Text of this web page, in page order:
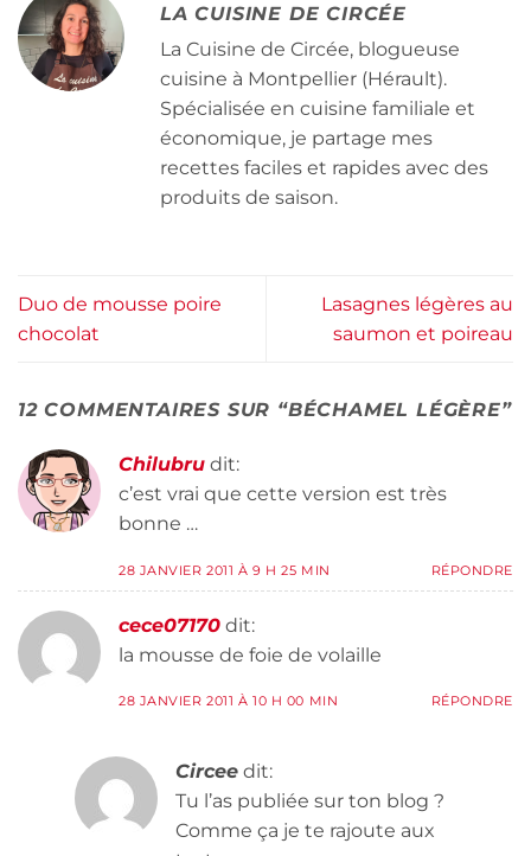
LA CUISINE DE CIRCÉE
La Cuisine de Circée, blogueuse
cuisine à Montpellier (Hérault).
Spécialisée en cuisine familiale et
économique, je partage mes
recettes faciles et rapides avec des
produits de saison.
Duo de mousse poire
chocolat
Lasagnes légères au
saumon et poireau
12 COMMENTAIRES SUR “BÉCHAMEL LÉGÈRE”
Chilubru dit:
c’est vrai que cette version est très
bonne …
28 JANVIER 2011 À 9 H 25 MIN RÉPONDRE
cece07170 dit:
la mousse de foie de volaille
28 JANVIER 2011 À 10 H 00 MIN RÉPONDRE
Circee dit:
Tu l’as publiée sur ton blog ?
Comme ça je te rajoute aux